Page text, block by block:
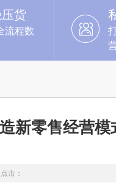
货
流程数
新零售经营模
点击：